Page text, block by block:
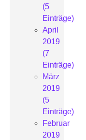
(5
Einträge)
April
2019
(7
Einträge)
März
2019
(5
Einträge)
Februar
2019